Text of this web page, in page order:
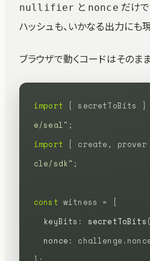
nullifier と nonce だけ
ハッシュも、いかなる出力にも
ブラウザで動くコードはそのま
import { secretToBits }
e/seal" ;
import { create, prover
cle/sdk" ;
const witness = {
  keyBits
: secretToBits
  nonce
: